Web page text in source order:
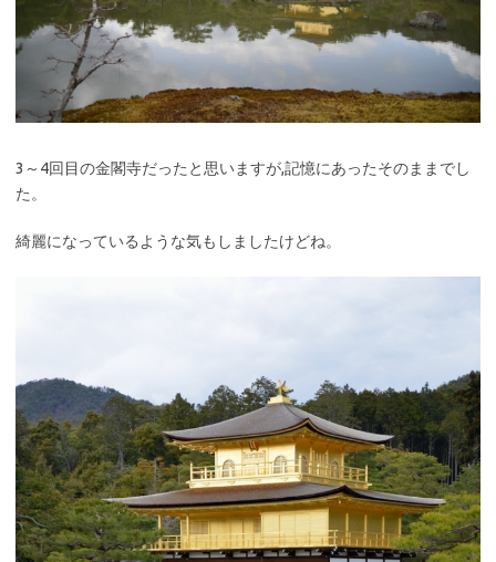
3～4回目の金閣寺だったと思いますが,記憶にあったそのままでし
た。
綺麗になっているような気もしましたけどね。